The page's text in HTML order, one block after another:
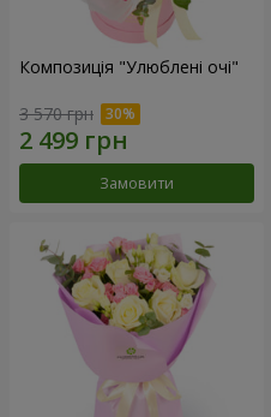
Композиція "Улюблені очі"
3 570 грн
Замовити